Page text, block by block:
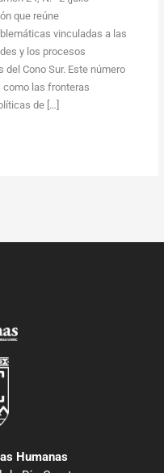
que reúne
vinculadas a las
y los procesos
Cono Sur. Este número
como las fronteras
de […]
Humanas